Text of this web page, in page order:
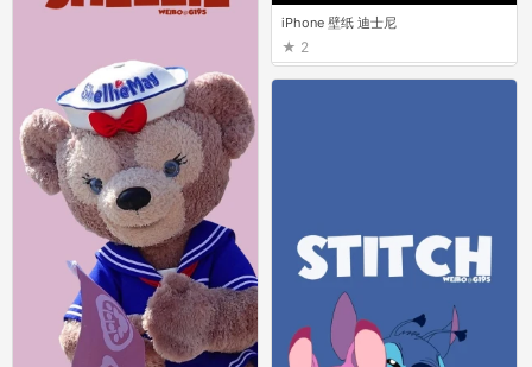
iPhone 壁纸 迪士尼
2